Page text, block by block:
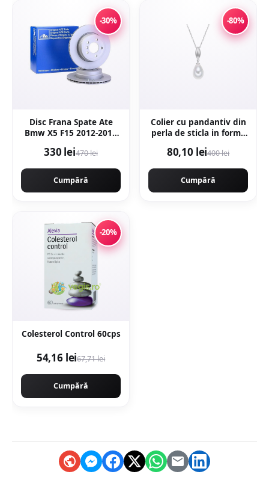
-30%
Disc Frana Spate Ate
Bmw X5 F15 2012-2018
330 lei470 lei
Cumpără
-80%
Colier cu pandantiv din
perla de sticla in forma
Alb/Argintiu
80,10 lei400 lei
Cumpără
-20%
Colesterol Control 60cps
54,16 lei67,71 lei
Cumpără